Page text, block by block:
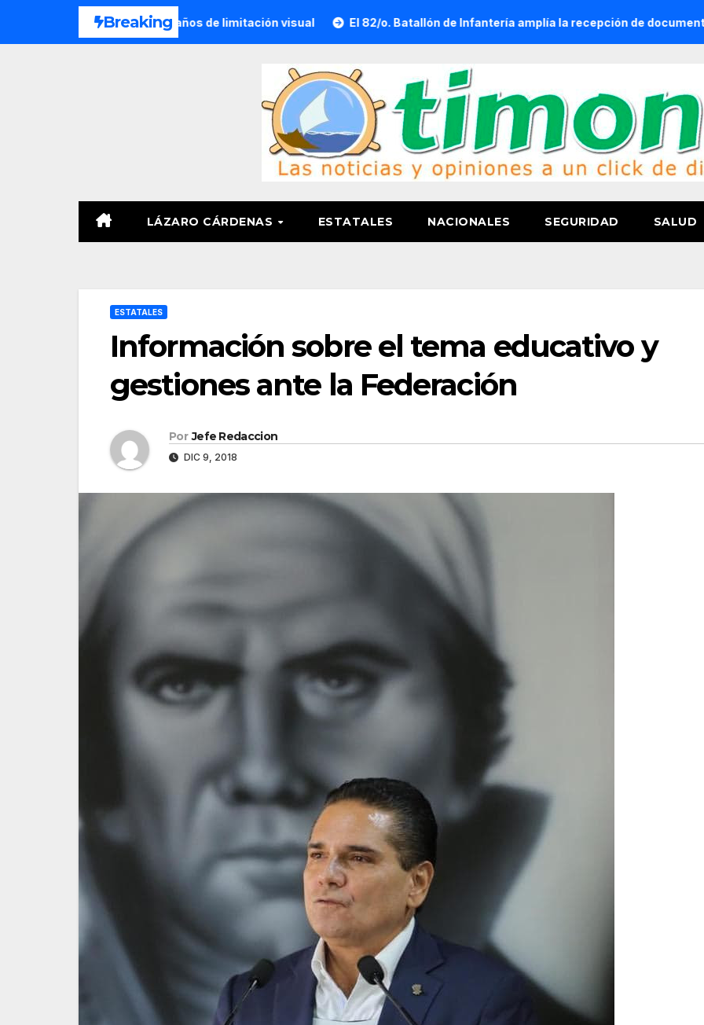
Breaking
congénita tras 23 años de limitación visual El 82/o. Batallón de Infantería amplía la recepción de documentos para
LÁZARO CÁRDENAS ESTATALES NACIONALES SEGURIDAD SALUD
ESTATALES
Información sobre el tema educativo y
gestiones ante la Federación
Por Jefe Redaccion
DIC 9, 2018